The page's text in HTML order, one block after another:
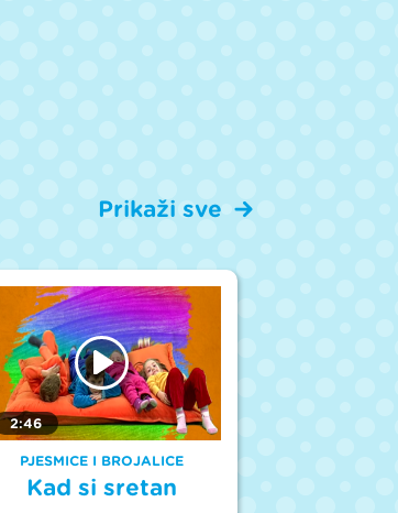
Prikaži sve
2:46
PJESMICE I BROJALICE
Kad si sretan